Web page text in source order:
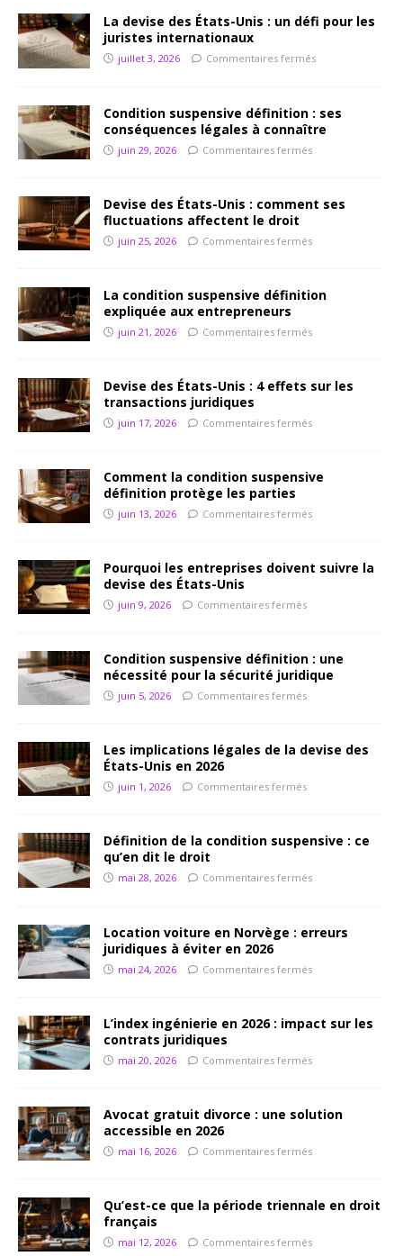
La devise des États-Unis : un défi pour les
juristes internationaux
juillet 3, 2026 Commentaires fermés
Condition suspensive définition : ses
conséquences légales à connaître
juin 29, 2026 Commentaires fermés
Devise des États-Unis : comment ses
fluctuations affectent le droit
juin 25, 2026 Commentaires fermés
La condition suspensive définition
expliquée aux entrepreneurs
juin 21, 2026 Commentaires fermés
Devise des États-Unis : 4 effets sur les
transactions juridiques
juin 17, 2026 Commentaires fermés
Comment la condition suspensive
définition protège les parties
juin 13, 2026 Commentaires fermés
Pourquoi les entreprises doivent suivre la
devise des États-Unis
juin 9, 2026 Commentaires fermés
Condition suspensive définition : une
nécessité pour la sécurité juridique
juin 5, 2026 Commentaires fermés
Les implications légales de la devise des
États-Unis en 2026
juin 1, 2026 Commentaires fermés
Définition de la condition suspensive : ce
qu’en dit le droit
mai 28, 2026 Commentaires fermés
Location voiture en Norvège : erreurs
juridiques à éviter en 2026
mai 24, 2026 Commentaires fermés
L’index ingénierie en 2026 : impact sur les
contrats juridiques
mai 20, 2026 Commentaires fermés
Avocat gratuit divorce : une solution
accessible en 2026
mai 16, 2026 Commentaires fermés
Qu’est-ce que la période triennale en droit
français
mai 12, 2026 Commentaires fermés